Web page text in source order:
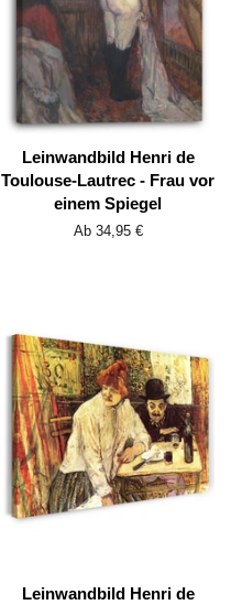
Leinwandbild Henri de
Toulouse-Lautrec - Frau vor
einem Spiegel
Ab 34,95 €
Leinwandbild Henri de